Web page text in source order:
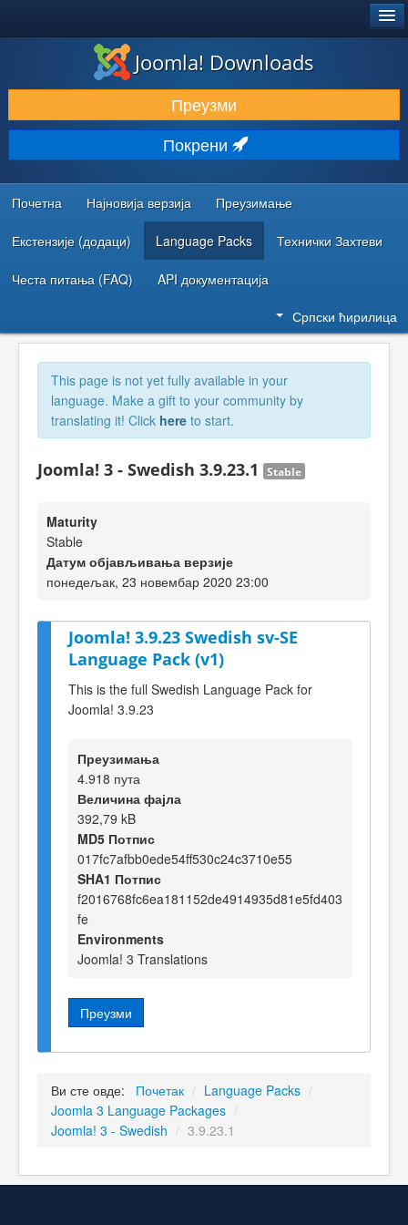
ПРЕУЗИМАЊЕ И ПРОШИРЕЊА (ЕКСТЕНЗИЈЕ)
ОТКРИЈТЕ И НАУЧИТЕ
ЗАЈЕДНИЦА И ПОДРШКА
РЕСУРСИ ЗА РАЗВОЈ
Joomla! Downloads
Преузми
Покрени
Почетна Најновија верзија Преузимање
Екстензије (додаци) Language Packs Технички Захтеви
Честа питања (FAQ) API документација
Српски ћирилица
This page is not yet fully available in your
language. Make a gift to your community by
translating it! Click here to start.
Joomla! 3 - Swedish 3.9.23.1 Stable
Maturity
Stable
Датум објављивања верзије
понедељак, 23 новембар 2020 23:00
Joomla! 3.9.23 Swedish sv-SE
Language Pack (v1)
This is the full Swedish Language Pack for
Joomla! 3.9.23
Преузимања
4.918 пута
Величина фајла
392,79 kB
MD5 Потпис
017fc7afbb0ede54ff530c24c3710e55
SHA1 Потпис
f2016768fc6ea181152de4914935d81e5fd403
fe
Environments
Joomla! 3 Translations
Преузми
Ви сте овде: Почетак / Language Packs /
Joomla 3 Language Packages /
Joomla! 3 - Swedish / 3.9.23.1